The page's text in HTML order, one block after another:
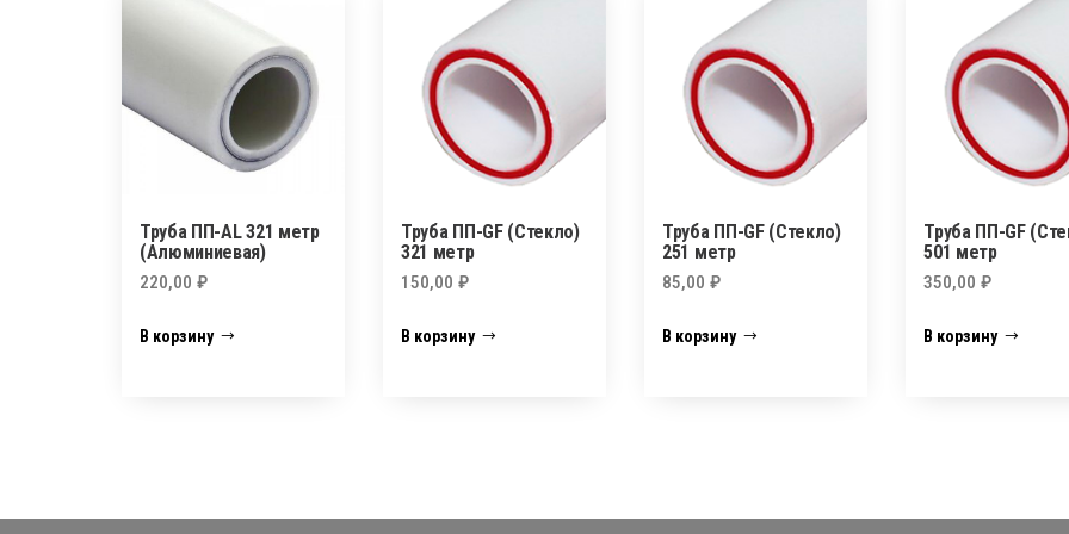
Труба ПП-AL 321 метр
(Алюминиевая)
220,00 ₽
В корзину
Труба ПП-GF (Стекло)
321 метр
150,00₽
В корзину
Труба ПП-GF (Стекло)
251 метр
85,00₽
В корзину
Труба ПП-GF
501 метр
350,00₽
В корзину